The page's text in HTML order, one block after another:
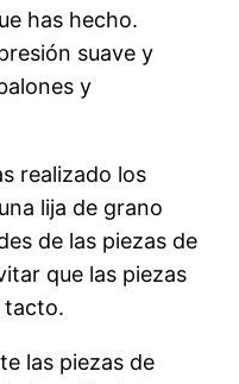
has hecho.
suave y
y
realizado los
lija de grano
de las piezas de
que las piezas
tacto.
las piezas de